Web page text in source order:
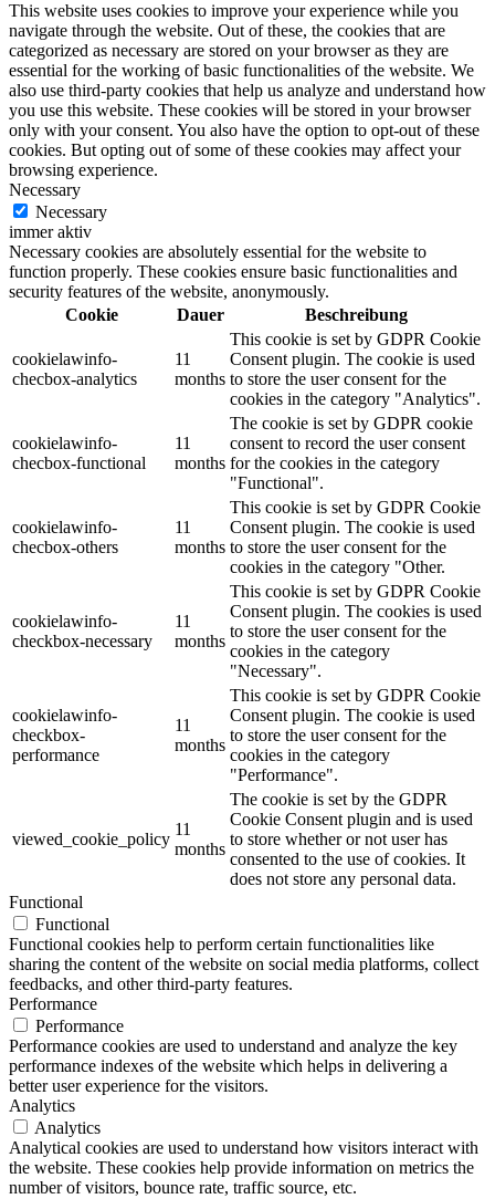
This website uses cookies to improve your experience while you
navigate through the website. Out of these, the cookies that are
categorized as necessary are stored on your browser as they are
essential for the working of basic functionalities of the website. We
also use third-party cookies that help us analyze and understand how
you use this website. These cookies will be stored in your browser
only with your consent. You also have the option to opt-out of these
cookies. But opting out of some of these cookies may affect your
browsing experience.
Necessary
Necessary
immer aktiv
Necessary cookies are absolutely essential for the website to
function properly. These cookies ensure basic functionalities and
security features of the website, anonymously.
Cookie
Dauer Beschreibung
cookielawinfo-
checbox-analytics
11
months
This cookie is set by GDPR Cookie
Consent plugin. The cookie is used
to store the user consent for the
cookies in the category "Analytics".
cookielawinfo-
checbox-functional
11
months
The cookie is set by GDPR cookie
consent to record the user consent
for the cookies in the category
"Functional".
cookielawinfo-
checbox-others
11
months
This cookie is set by GDPR Cookie
Consent plugin. The cookie is used
to store the user consent for the
cookies in the category "Other.
cookielawinfo-
checkbox-necessary
11
months
This cookie is set by GDPR Cookie
Consent plugin. The cookies is used
to store the user consent for the
cookies in the category
"Necessary".
cookielawinfo-
checkbox-
performance
11
months
This cookie is set by GDPR Cookie
Consent plugin. The cookie is used
to store the user consent for the
cookies in the category
"Performance".
viewed_cookie_policy
11
months
The cookie is set by the GDPR
Cookie Consent plugin and is used
to store whether or not user has
consented to the use of cookies. It
does not store any personal data.
Functional
Functional
Functional cookies help to perform certain functionalities like
sharing the content of the website on social media platforms, collect
feedbacks, and other third-party features.
Performance
Performance
Performance cookies are used to understand and analyze the key
performance indexes of the website which helps in delivering a
better user experience for the visitors.
Analytics
Analytics
Analytical cookies are used to understand how visitors interact with
the website. These cookies help provide information on metrics the
number of visitors, bounce rate, traffic source, etc.